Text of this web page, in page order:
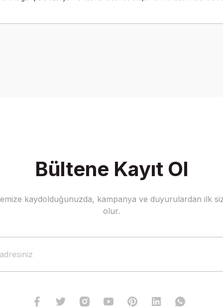
Gönder
Bültene Kayıt Ol
kaydolduğunuzda, kampanya ve duyurulardan ilk
olur.